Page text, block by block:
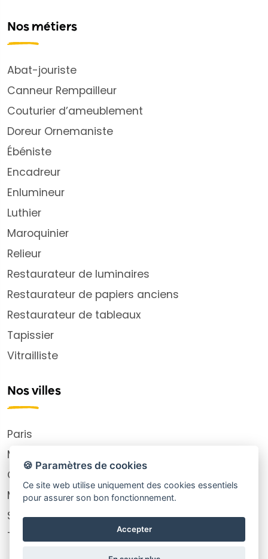
Nos métiers
Abat-jouriste
Canneur Rempailleur
Couturier d’ameublement
Doreur Ornemaniste
Ébéniste
Encadreur
Enlumineur
Luthier
Maroquinier
Relieur
Restaurateur de luminaires
Restaurateur de papiers anciens
Restaurateur de tableaux
Tapissier
Vitrailliste
Nos villes
Paris
Montpellier
Choisy-le-Roi
Marseille
Saint-Ouen-sur-Seine
Toutes nos villes
🍪 Paramètres de cookies
Ce site web utilise uniquement des cookies essentiels
pour assurer son bon fonctionnement.
Accepter